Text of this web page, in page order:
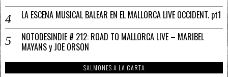
LA ESCENA MUSICAL BALEAR EN EL MALLORCA LIVE OCCIDENT. pt1
NOTODESINDIE # 212: ROAD TO MALLORCA LIVE – MARIBEL
MAYANS y JOE ORSON
SALMONES A LA CARTA